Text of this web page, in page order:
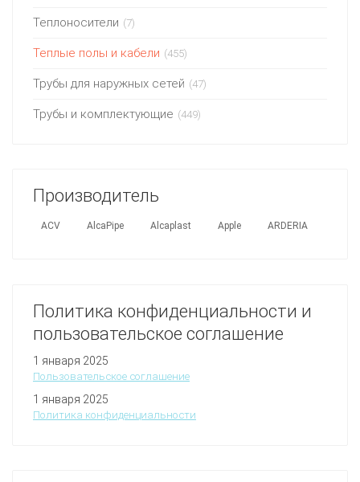
Теплоносители (7)
Теплые полы и кабели (455)
Трубы для наружных сетей (47)
Трубы и комплектующие (449)
Производитель
ACV AlcaPipe Alcaplast Apple ARDERIA
Политика конфиденциальности и
пользовательское соглашение
1 января 2025
Пользовательское соглашение
1 января 2025
Политика конфиденциальности